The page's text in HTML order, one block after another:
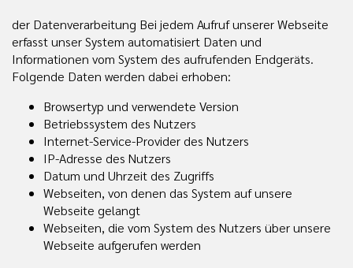
der Datenverarbeitung Bei jedem Aufruf unserer Webseite
erfasst unser System automatisiert Daten und
Informationen vom System des aufrufenden Endgeräts.
Folgende Daten werden dabei erhoben:
Browsertyp und verwendete Version
Betriebssystem des Nutzers
Internet-Service-Provider des Nutzers
IP-Adresse des Nutzers
Datum und Uhrzeit des Zugriffs
Webseiten, von denen das System auf unsere
Webseite gelangt
Webseiten, die vom System des Nutzers über unsere
Webseite aufgerufen werden